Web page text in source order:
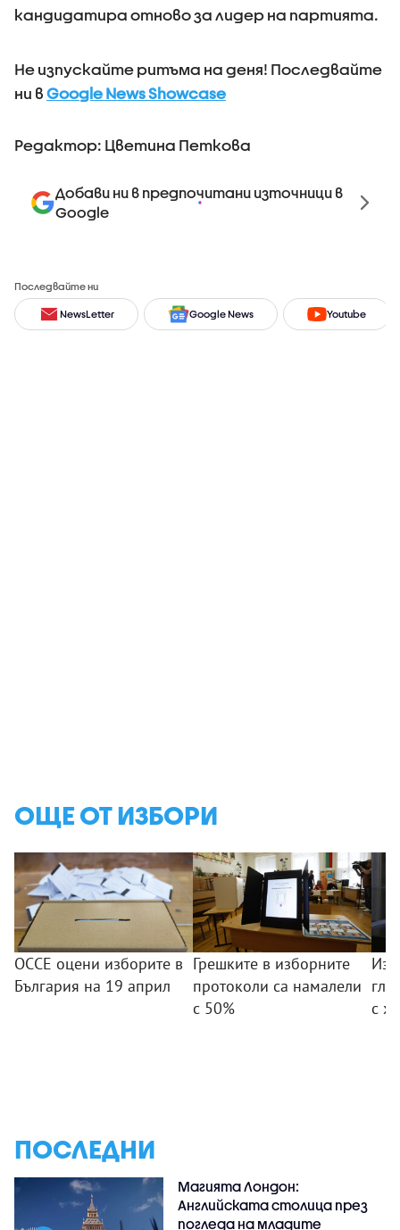
кандидатира отново за лидер на партията.
Не изпускайте ритъма на деня! Последвайте
ни в Google News Showcase
Редактор: Цветина Петкова
Добави ни в предпочитани източници в
Google
Последвайте ни
NewsLetter Google News Youtube
ОЩЕ ОТ ИЗБОРИ
ОССЕ оцени изборите в
България на 19 април
Грешките в изборните
протоколи са намалели
с 50%
с
ПОСЛЕДНИ
Магията Лондон:
Английската столица през
погледа на младите